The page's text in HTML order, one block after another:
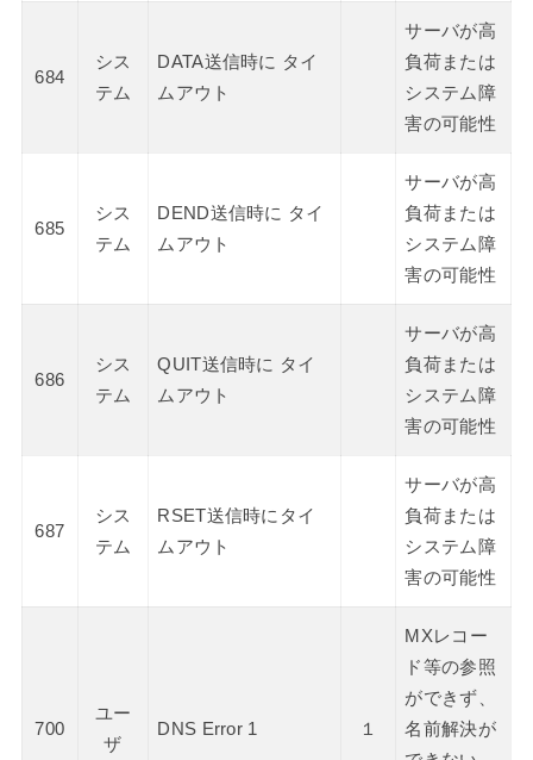
684
シス
テム
DATA送信時に タイ
ムアウト
サーバが高
負荷または
システム障
害の可能性
685
シス
テム
DEND送信時に タイ
ムアウト
サーバが高
負荷または
システム障
害の可能性
686
シス
テム
QUIT送信時に タイ
ムアウト
サーバが高
負荷または
システム障
害の可能性
687
シス
テム
RSET送信時にタイ
ムアウト
サーバが高
負荷または
システム障
害の可能性
700
ユー
ザ
DNS Error 1 １
MXレコー
ド等の参照
ができず、
名前解決が